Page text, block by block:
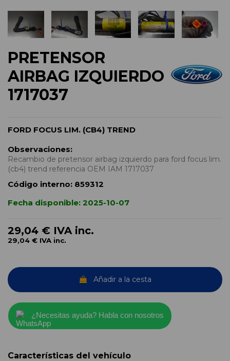
PRETENSOR
AIRBAG IZQUIERDO
1717037
FORD FOCUS LIM. (CB4) TREND
Observaciones:
Recambio de pretensor airbag izquierdo para ford focus lim.
(cb4) trend referencia OEM IAM 1717037
Código interno: 859312
Fecha disponible: 2025-10-07
29,04 € IVA inc.
29,04 € IVA inc.
Añadir a la cesta
¿Necesitas ayuda? Habla con nosotros
Características del vehículo